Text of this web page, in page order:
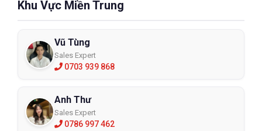
Khu Vực Miền Trung
Vũ Tùng
Sales Expert
0703 939 868
Anh Thư
Sales Expert
0786 997 462